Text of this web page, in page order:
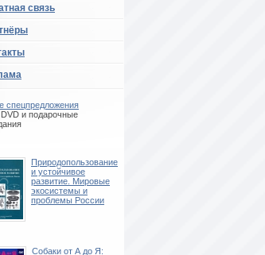
связь
спецпредложения
и подарочные
Природопользование
и устойчивое
развитие. Мировые
экосистемы и
проблемы России
Собаки от А до Я: